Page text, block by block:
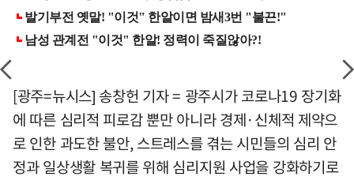
[광주=뉴시스] 송창헌 기자 = 광주시가 코로나19 장기화
에 따른 심리적 피로감 뿐만 아니라 경제·신체적 제약으
로 인한 과도한 불안, 스트레스를 겪는 시민들의 심리 안
정과 일상생활 복귀를 위해 심리지원 사업을 강화하기로